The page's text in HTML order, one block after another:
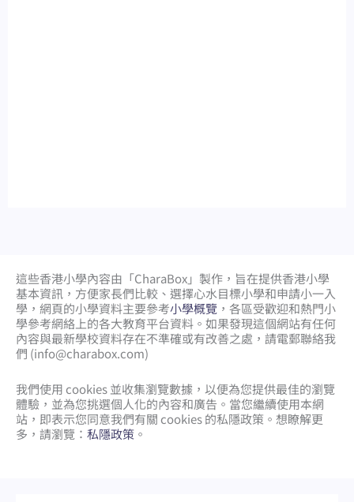
這些香港小學內容由「CharaBox」製作，旨在提供香港小學
基本資訊，方便家長們比較、 選擇心水目標小學和申請小一入
學，網頁的小學資料主要參考小學概覽 ，各區受歡迎和熱門小
學參考網絡上的各大教育平台資料。如果發現這個網站有任何
內容與最新學校資料存在不準確或有改善之處，請電郵聯絡我
們 (info@charabox.com)
我們使用 cookies 並收集瀏覽數據，以便為您提供最佳的瀏覽
體驗，並為您挑選個人化的內容和廣告。當您繼續使用本網
站，即表示您同意我們有關 cookies 的私隱政策。想瞭解更
多，請瀏覽： 私隱政策 。